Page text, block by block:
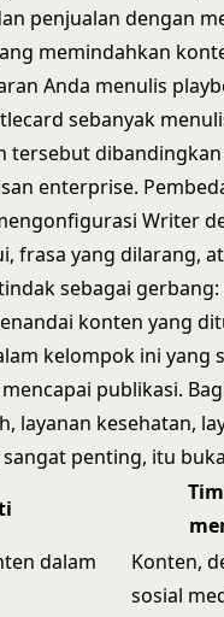
penjualan dengan
memindahkan
Anda menulis
sebanyak
tersebut
enterprise.
Writer
frasa yang dilarang,
sebagai
konten yang
kelompok ini yang
publikasi.
layanan kesehatan,
penting, itu
dalam
Konten,
sosial